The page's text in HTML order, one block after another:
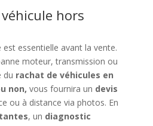
hors
essentielle avant la vente.
moteur, transmission ou
du rachat de véhicules en
non, vous fournira un devis
ou à distance via photos. En
, un diagnostic